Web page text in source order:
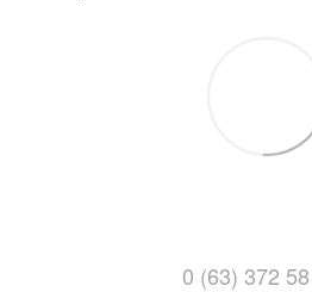
0 (63) 372